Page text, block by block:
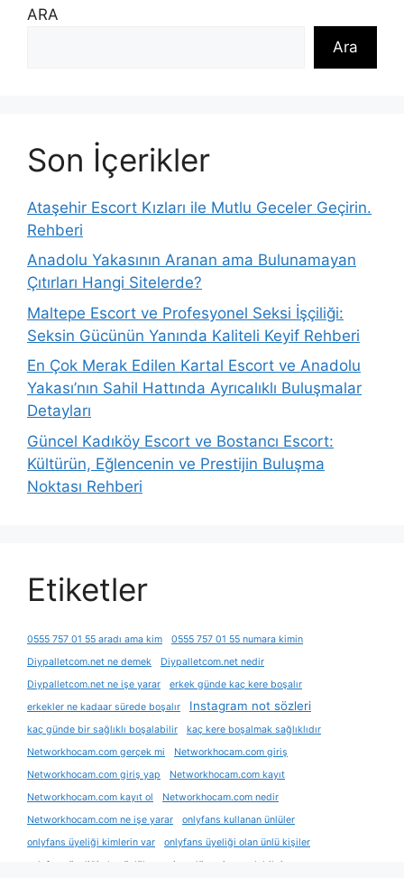
ARA
Ara
Son İçerikler
Ataşehir Escort Kızları ile Mutlu Geceler Geçirin.
Rehberi
Anadolu Yakasının Aranan ama Bulunamayan
Çıtırları Hangi Sitelerde?
Maltepe Escort ve Profesyonel Seksi İşçiliği:
Seksin Gücünün Yanında Kaliteli Keyif Rehberi
En Çok Merak Edilen Kartal Escort ve Anadolu
Yakası’nın Sahil Hattında Ayrıcalıklı Buluşmalar
Detayları
Güncel Kadıköy Escort ve Bostancı Escort:
Kültürün, Eğlencenin ve Prestijin Buluşma
Noktası Rehberi
Etiketler
0555 757 01 55 aradı ama kim
0555 757 01 55 numara kimin
Diypalletcom.net ne demek
Diypalletcom.net nedir
Diypalletcom.net ne işe yarar
erkek günde kaç kere boşalır
erkekler ne kadaar sürede boşalır
Instagram not sözleri
kaç günde bir sağlıklı boşalabilir
kaç kere boşalmak sağlıklıdır
Networkhocam.com gerçek mi
Networkhocam.com giriş
Networkhocam.com giriş yap
Networkhocam.com kayıt
Networkhocam.com kayıt ol
Networkhocam.com nedir
Networkhocam.com ne işe yarar
onlyfans kullanan ünlüler
onlyfans üyeliği kimlerin var
onlyfans üyeliği olan ünlü kişiler
onlyfans üyeliği olan ünlüler
prime dönemi gerçek bilgi